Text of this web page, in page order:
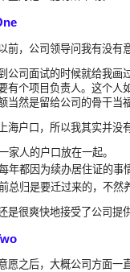
前，公司领导问我有没有
公司面试的时候就给我画
有个项目负责人。这个人
当然是留给公司的骨干当
海户口，所以我其实并没
家人的户口放在一起。
年都因为续办居住证的事
总归是要迁过来的，不然
是很爽快地接受了公司提
愿之后，大概公司方面一